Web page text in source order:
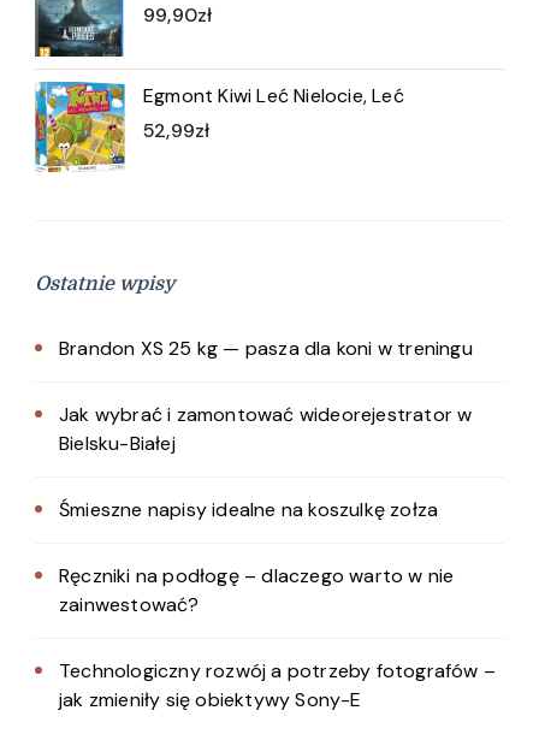
99,90zł
Egmont Kiwi Leć Nielocie, Leć
52,99zł
Ostatnie wpisy
Brandon XS 25 kg — pasza dla koni w treningu
Jak wybrać i zamontować wideorejestrator w
Bielsku-Białej
Śmieszne napisy idealne na koszulkę zołza
Ręczniki na podłogę – dlaczego warto w nie
zainwestować?
Technologiczny rozwój a potrzeby fotografów –
jak zmieniły się obiektywy Sony-E